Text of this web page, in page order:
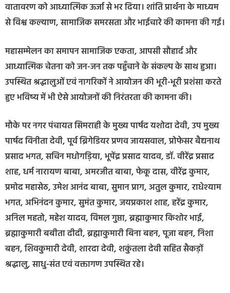
वातावरण को आध्यात्मिक ऊर्जा से भर दिया। शांति प्रार्थना के माध्यम
से विश्व कल्याण, सामाजिक समरसता और भाईचारे की कामना की गई।
महासम्मेलन का समापन सामाजिक एकता, आपसी सौहार्द और
आध्यात्मिक चेतना को जन-जन तक पहुँचाने के संकल्प के साथ हुआ।
उपस्थित श्रद्धालुओं एवं नागरिकों ने आयोजन की भूरी-भूरी प्रशंसा करते
हुए भविष्य में भी ऐसे आयोजनों की निरंतरता की कामना की।
मौके पर नगर पंचायत सिमराही के मुख्य पार्षद यशोदा देवी, उप मुख्य
पार्षद विनीता देवी, पूर्व ब्रिगेडियर प्रणव जायसवाल, प्रोफेसर बैद्यनाथ
प्रसाद भगत, सचिन मधोगड़िया, भूपेंद्र प्रसाद यादव, डॉ. वीरेंद्र प्रसाद
शाह, धर्म नारायण बाबा, अमरजीत बाबा, फेकू दास, वीरेंद्र कुमार,
प्रमोद महासेठ, उमेश आनंद बाबा, सुमान प्राग, अतुल कुमार, राधेश्याम
भगत, अभिनंदन कुमार, सुमंत कुमार, जयप्रकाश शाह, हरेंद्र कुमार,
अनिल महतो, महेश यादव, विमल गुप्ता, ब्रह्माकुमार किशोर भाई,
ब्रह्माकुमारी बबीता दीदी, ब्रह्माकुमारी बिना बहन, पूजा बहन, निशा
बहन, शिवकुमारी देवी, शारदा देवी, शकुंतला देवी सहित सैकड़ों
श्रद्धालु, साधु-संत एवं वक्तागण उपस्थित रहे।